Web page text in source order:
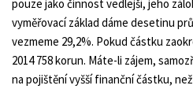
pouze jako činnost vedlejší, jeho
vyměřovací základ dáme desetinu
vezmeme 29,2%. Pokud částku
2014 758 korun. Máte-li zájem,
na pojištění vyšší finanční částku,